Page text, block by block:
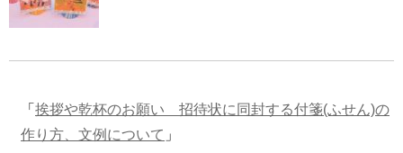
「 挨拶や乾杯のお願い 招待状に同封する付箋(ふせん)の
作り方、文例について 」